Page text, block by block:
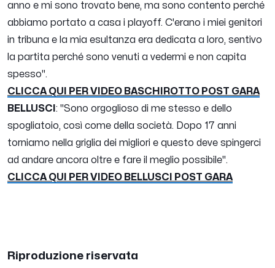
anno e mi sono trovato bene, ma sono contento perché
abbiamo portato a casa i playoff. C'erano i miei genitori
in tribuna e la mia esultanza era dedicata a loro, sentivo
la partita perché sono venuti a vedermi e non capita
spesso".
CLICCA QUI PER VIDEO BASCHIROTTO POST GARA
BELLUSCI : "Sono orgoglioso di me stesso e dello
spogliatoio, così come della società. Dopo 17 anni
torniamo nella griglia dei migliori e questo deve spingerci
ad andare ancora oltre e fare il meglio possibile".
CLICCA QUI PER VIDEO BELLUSCI POST GARA
Riproduzione riservata